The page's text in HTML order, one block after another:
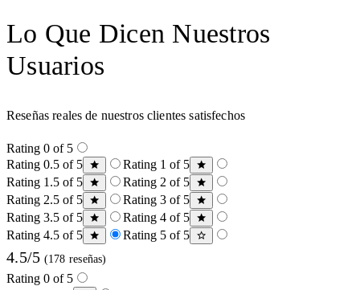
Lo Que Dicen Nuestros
Usuarios
Reseñas reales de nuestros clientes satisfechos
Rating 0 of 5
Rating 0.5 of 5
Rating 1 of 5
Rating 1.5 of 5
Rating 2 of 5
Rating 2.5 of 5
Rating 3 of 5
Rating 3.5 of 5
Rating 4 of 5
Rating 4.5 of 5
Rating 5 of 5
4.5/5 (178 reseñas)
Rating 0 of 5